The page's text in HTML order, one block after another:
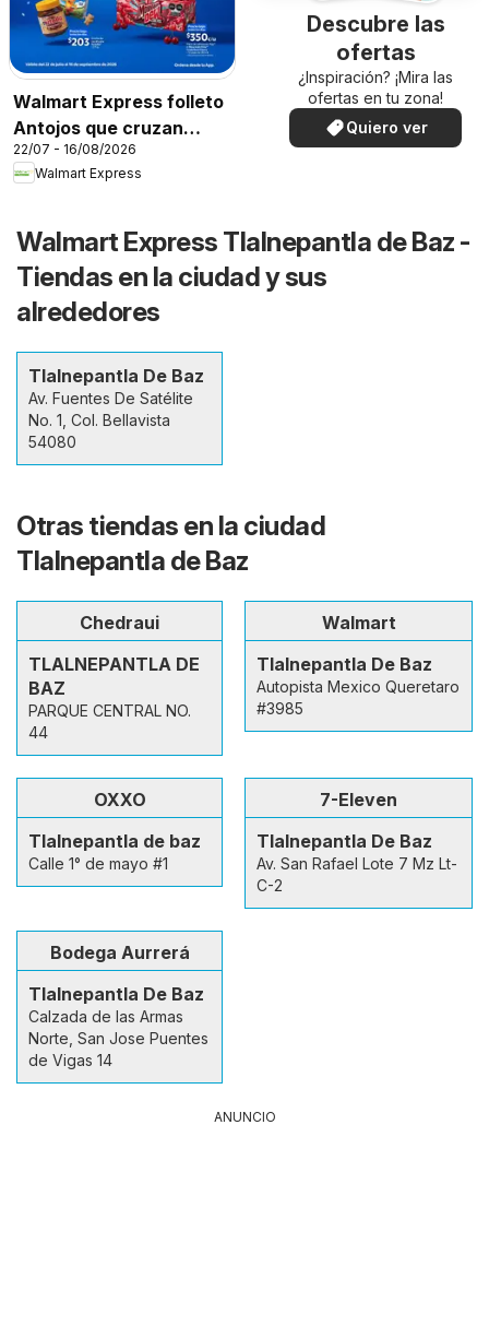
Walmart Express folleto
Antojos que cruzan
fronteras
22/07 - 16/08/2026
Walmart Express
Descubre las
ofertas
¿Inspiración? ¡Mira las
ofertas en tu zona!
Quiero ver
Walmart Express Tlalnepantla de Baz -
Tiendas en la ciudad y sus
alrededores
Tlalnepantla De Baz
Av. Fuentes De Satélite
No. 1, Col. Bellavista
54080
Otras tiendas en la ciudad
Tlalnepantla de Baz
Chedraui
TLALNEPANTLA DE
BAZ
PARQUE CENTRAL NO.
44
Walmart
Tlalnepantla De Baz
Autopista Mexico Queretaro
#3985
OXXO
Tlalnepantla de baz
Calle 1° de mayo #1
7-Eleven
Tlalnepantla De Baz
Av. San Rafael Lote 7 Mz Lt-
C-2
Bodega Aurrerá
Tlalnepantla De Baz
Calzada de las Armas
Norte, San Jose Puentes
de Vigas 14
ANUNCIO